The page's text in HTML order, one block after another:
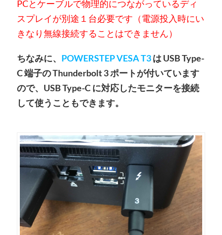
PCとケーブルで物理的につながっているディ
スプレイが別途１台必要です（電源投入時にい
きなり無線接続することはできません）
ちなみに、 POWERSTEP VESA T3は USB Type-
C 端子の Thunderbolt 3 ポートが付いています
ので、USB Type-C に対応したモニターを接続
して使うこともできます。